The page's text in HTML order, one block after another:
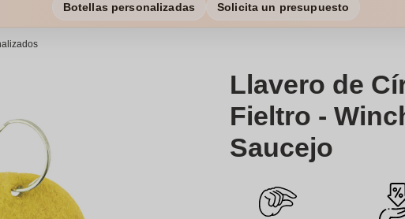
Botellas personalizadas Solicita un presupuesto
Llavero de
Fieltro -
Saucejo